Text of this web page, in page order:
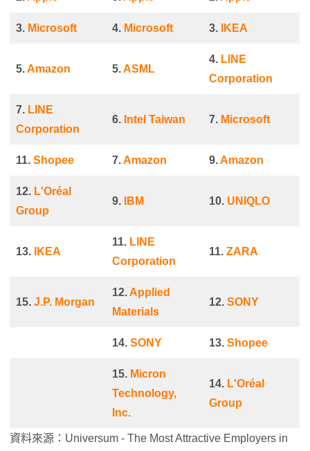
3. Microsoft 4. Microsoft 3. IKEA
5.Amazon 5.ASML
4. LINE
Corporation
7. LINE
Corporation
6. Intel Taiwan 7. Microsoft
11. Shopee 7.Amazon 9.Amazon
12. L'Oréal
Group
9. IBM 10. UNIQLO
13. IKEA
11. LINE
Corporation
11. ZARA
15. J.P. Morgan
12.Applied
Materials
12. SONY
14. SONY 13. Shopee
15. Micron
Technology,
Inc.
14. L'Oréal
Group
資料來源：Universum - The Most Attractive Employers in